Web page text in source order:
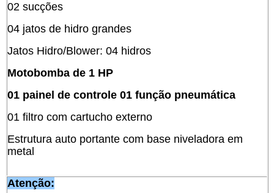
02 sucções
04 jatos de hidro grandes
Jatos Hidro/Blower: 04 hidros
Motobomba de 1 HP
01 painel de controle 01 função pneumática
01 filtro com cartucho externo
Estrutura auto portante com base niveladora em
metal
Atenção: